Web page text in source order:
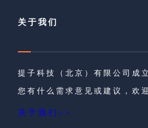
关于我们
提子科技（北京）有限公司成
您有什么需求意见或建议，欢
关于我们>>